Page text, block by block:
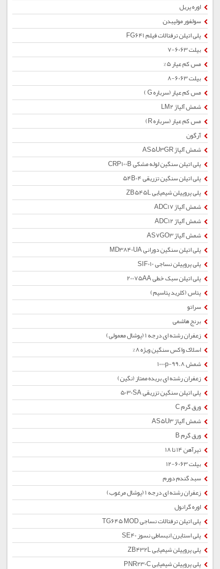
اوره پریل
سولفور مولیبدن
پلی اتیلن ترفتالات فیلم FG641
بیلت 6063-7
مس کم عیار 5%
بیلت 6063-8
مس کم عیار (سرباره G )
شمش آلیاژ LM2
مس کم عیار (سرباره R)
آرگون
شمش آلیاژ AS5U3GR
پلی اتیلن سنگین لوله مشکی CRP100B
پلی اتیلن سنگین تزریقی 54B04
پلی پروپیلن شیمیایی ZB545L
شمش آلیاژ ADC17
شمش آلیاژ ADC12
شمش آلیاژ AS7GO3
پلی اتیلن سنگین دورانی MD3840UA
پلی پروپیلن نساجی SIF010
پلی اتیلن سبک خطی 20075AA
پتاس (کلرید پتاسیم)
سراتو
برنج هاشمی
زعفران رشته ای درجه 1 (پوشال معمولی)
اسلاک واکس سنگین ویژه 8%
شمش 1000p-99.8
زعفران رشته ای بریده ممتاز (نگین)
پلی اتیلن سنگین تزریقی 5030SA
ورق گرم C
شمش آلیاژ AS5U3
ورق گرم B
تیرآهن 14 تا 18
بیلت 6063-12
سبد گندم دورم
زعفران رشته ای درجه 1 (پوشال مرغوب)
اوره گرانول
پلی اتیلن ترفتالات نساجی TG645 MOD
پلی استایرن انبساطی نسوز SE40
پلی پروپیلن شیمیایی ZB432L
پلی پروپیلن شیمیایی PNR230C